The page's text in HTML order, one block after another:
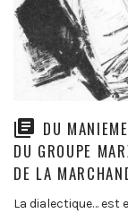
DU
DU GROUPE
DE LA
La dialectique…